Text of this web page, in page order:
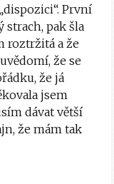
První
pak šla
roztržitá a že
že se
že já
jsem
dávat větší
že mám tak